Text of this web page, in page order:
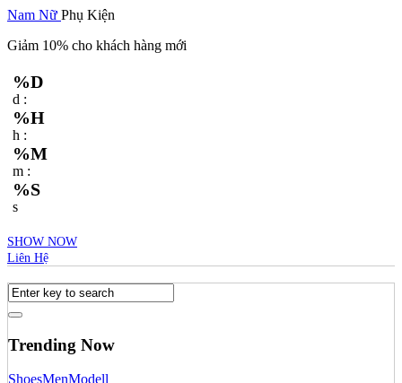
Nam Nữ Phụ Kiện
Giảm 10% cho khách hàng mới
%D
d :
%H
h :
%M
m :
%S
s
SHOW NOW
Liên Hệ
Trending Now
ShoesMenModell